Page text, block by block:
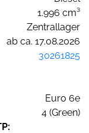
1.996 cm³
Zentrallager
ab ca. 17.08.2026
30261825
Euro 6e
4 (Green)